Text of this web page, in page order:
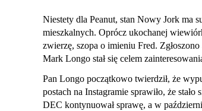
Niestety dla Peanut, stan Nowy Jork ma
mieszkalnych. Oprócz ukochanej
zwierzę, szopa o imieniu Fred.
Mark Longo stał się celem
Pan Longo początkowo twierdził, że
postach na Instagramie sprawiło, że
DEC kontynuował sprawę, a w